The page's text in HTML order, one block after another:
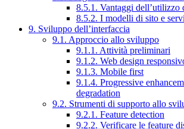
8.5.1. Vantaggi dell’utilizzo
8.5.2. I modelli di sito e
9. Sviluppo dell’interfaccia
9.1. Approccio allo sviluppo
9.1.1. Attività preliminari
9.1.2. Web design
9.1.3. Mobile first
9.1.4. Progressive
degradation
9.2. Strumenti di supporto allo
9.2.1. Feature detection
9.2.2. Verificare le feature